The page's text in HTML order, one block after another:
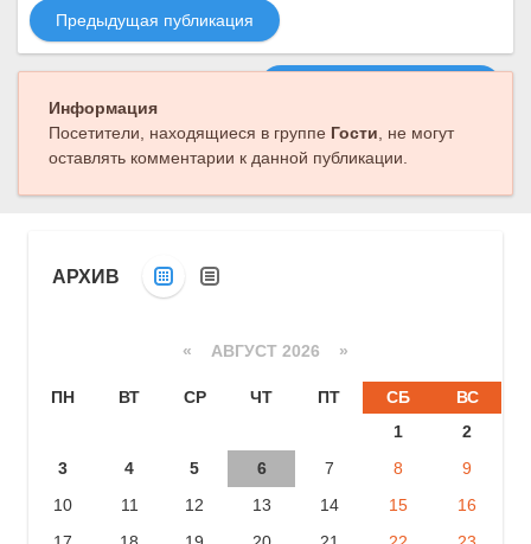
Предыдущая публикация
Информация
Посетители, находящиеся в группе Гости, не могут
оставлять комментарии к данной публикации.
АРХИВ
« АВГУСТ 2026 »
ПН ВТ СР ЧТ ПТ СБ
ВС
1
2
3
4 5 6 7 8
9
10
11 12 13 14 15
16